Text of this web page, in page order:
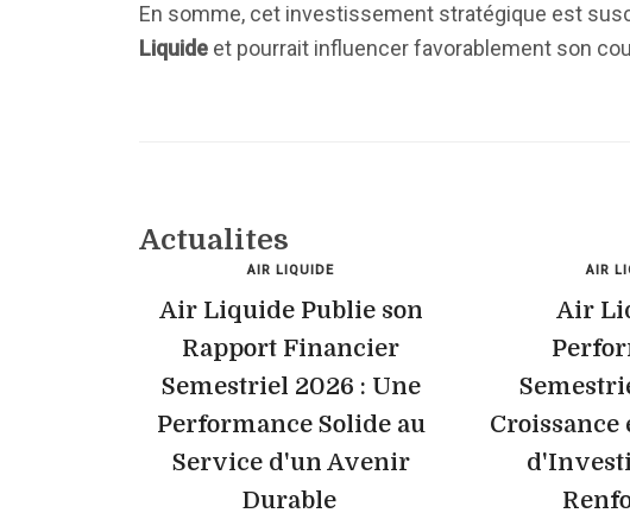
En somme, cet investissement stratégique est
Liquide et pourrait influencer favorablement son
Actualites
AIR LIQUIDE
Air Liquide Publie son
Rapport Financier
Semestriel 2026 : Une
Performance Solide au
Service d'un Avenir
Durable
AIR
Air
Croissance